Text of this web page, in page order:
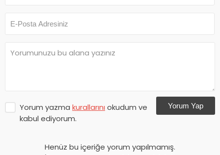
Yorum yazma kurallarını okudum ve
kabul ediyorum.
Yorum Yap
Henüz bu içeriğe yorum yapılmamış.